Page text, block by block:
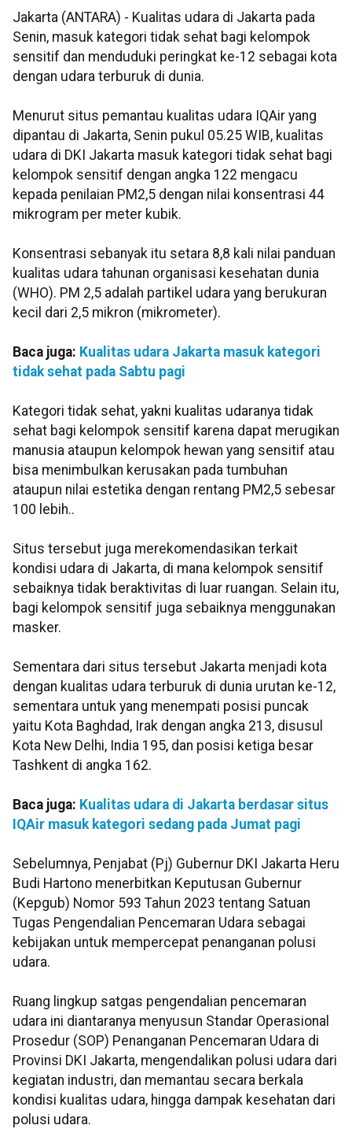
Jakarta (ANTARA) - Kualitas udara di Jakarta pada
Senin, masuk kategori tidak sehat bagi kelompok
sensitif dan menduduki peringkat ke-12 sebagai kota
dengan udara terburuk di dunia.
Menurut situs pemantau kualitas udara IQAir yang
dipantau di Jakarta, Senin pukul 05.25 WIB, kualitas
udara di DKI Jakarta masuk kategori tidak sehat bagi
kelompok sensitif dengan angka 122 mengacu
kepada penilaian PM2,5 dengan nilai konsentrasi 44
mikrogram per meter kubik.
Konsentrasi sebanyak itu setara 8,8 kali nilai panduan
kualitas udara tahunan organisasi kesehatan dunia
(WHO). PM 2,5 adalah partikel udara yang berukuran
kecil dari 2,5 mikron (mikrometer).
Baca juga: Kualitas udara Jakarta masuk kategori
tidak sehat pada Sabtu pagi
Kategori tidak sehat, yakni kualitas udaranya tidak
sehat bagi kelompok sensitif karena dapat merugikan
manusia ataupun kelompok hewan yang sensitif atau
bisa menimbulkan kerusakan pada tumbuhan
ataupun nilai estetika dengan rentang PM2,5 sebesar
100 lebih..
Situs tersebut juga merekomendasikan terkait
kondisi udara di Jakarta, di mana kelompok sensitif
sebaiknya tidak beraktivitas di luar ruangan. Selain itu,
bagi kelompok sensitif juga sebaiknya menggunakan
masker.
Sementara dari situs tersebut Jakarta menjadi kota
dengan kualitas udara terburuk di dunia urutan ke-12,
sementara untuk yang menempati posisi puncak
yaitu Kota Baghdad, Irak dengan angka 213, disusul
Kota New Delhi, India 195, dan posisi ketiga besar
Tashkent di angka 162.
Baca juga: Kualitas udara di Jakarta berdasar situs
IQAir masuk kategori sedang pada Jumat pagi
Sebelumnya, Penjabat (Pj) Gubernur DKI Jakarta Heru
Budi Hartono menerbitkan Keputusan Gubernur
(Kepgub) Nomor 593 Tahun 2023 tentang Satuan
Tugas Pengendalian Pencemaran Udara sebagai
kebijakan untuk mempercepat penanganan polusi
udara.
Ruang lingkup satgas pengendalian pencemaran
udara ini diantaranya menyusun Standar Operasional
Prosedur (SOP) Penanganan Pencemaran Udara di
Provinsi DKI Jakarta, mengendalikan polusi udara dari
kegiatan industri, dan memantau secara berkala
kondisi kualitas udara, hingga dampak kesehatan dari
polusi udara.